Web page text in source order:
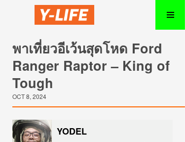
พาเที่ยวอีเว้นสุดโหด Ford
Ranger Raptor – King of
Tough
OCT 8, 2024
YODEL